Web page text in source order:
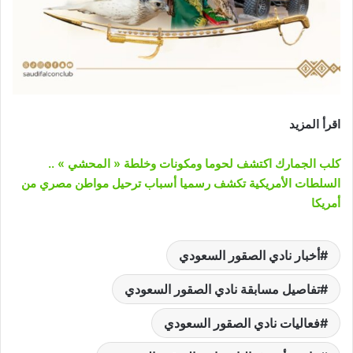
اقرأ المزيد
كلب الجمارك اكتشف لحوما ومكونات وخلطة « المحشي » ..
السلطات الأمريكية تكشف رسميا أسباب ترحيل مواطن مصري من
أمريكا
أخبار نادي الصقور السعودي
تفاصيل مسابقة نادي الصقور السعودي
فعاليات نادي الصقور السعودي